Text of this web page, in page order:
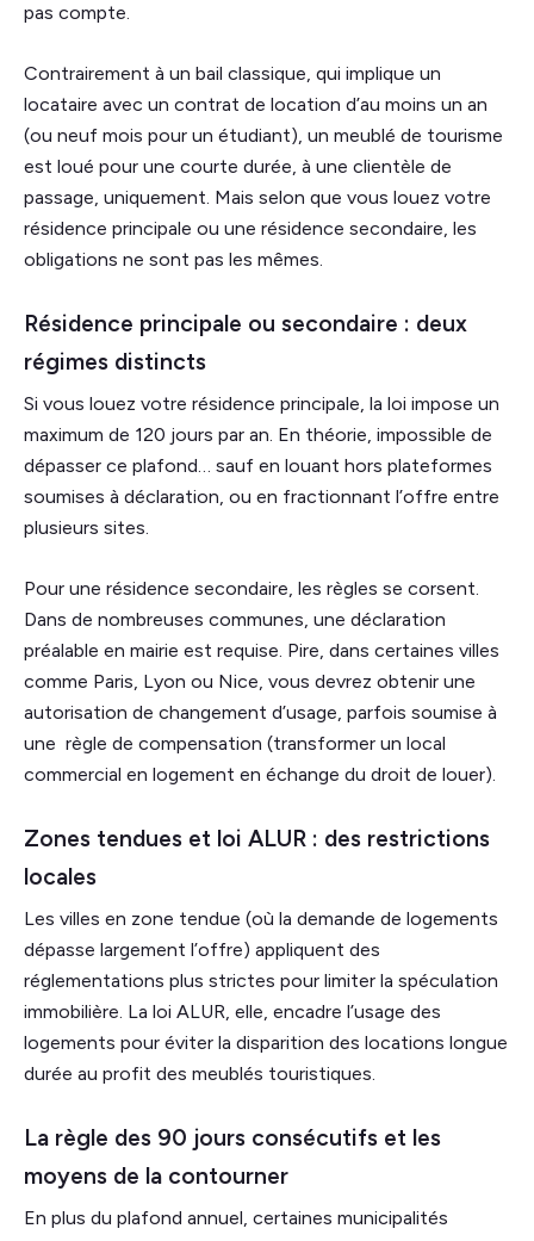
pas compte.
Contrairement à un bail classique, qui implique un
locataire avec un contrat de location d’au moins un an
(ou neuf mois pour un étudiant), un meublé de tourisme
est loué pour une courte durée, à une clientèle de
passage, uniquement. Mais selon que vous louez votre
résidence principale ou une résidence secondaire, les
obligations ne sont pas les mêmes.
Résidence principale ou secondaire : deux
régimes distincts
Si vous louez votre résidence principale, la loi impose un
maximum de 120 jours par an. En théorie, impossible de
dépasser ce plafond… sauf en louant hors plateformes
soumises à déclaration, ou en fractionnant l’offre entre
plusieurs sites.
Pour une résidence secondaire, les règles se corsent.
Dans de nombreuses communes, une déclaration
préalable en mairie est requise. Pire, dans certaines villes
comme Paris, Lyon ou Nice, vous devrez obtenir une
autorisation de changement d’usage, parfois soumise à
une règle de compensation (transformer un local
commercial en logement en échange du droit de louer).
Zones tendues et loi ALUR : des restrictions
locales
Les villes en zone tendue (où la demande de logements
dépasse largement l’offre) appliquent des
réglementations plus strictes pour limiter la spéculation
immobilière. La loi ALUR, elle, encadre l’usage des
logements pour éviter la disparition des locations longue
durée au profit des meublés touristiques.
La règle des 90 jours consécutifs et les
moyens de la contourner
En plus du plafond annuel, certaines municipalités